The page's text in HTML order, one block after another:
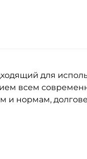
для
всем
и нормам,